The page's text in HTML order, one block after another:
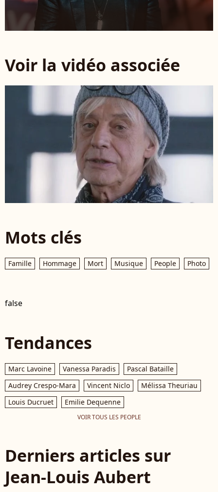
Voir la vidéo associée
Mots clés
Famille Hommage Mort Musique People Photo
false
Tendances
Marc Lavoine Vanessa Paradis
Pascal Bataille
Audrey Crespo-Mara
Vincent Niclo
Mélissa Theuriau
Louis Ducruet
Emilie Dequenne
VOIR TOUS LES PEOPLE
Derniers articles sur
Jean-Louis Aubert